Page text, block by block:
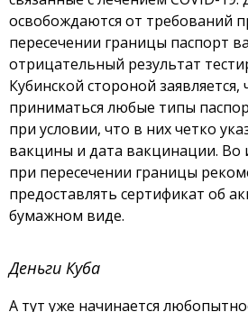
освобождаются от требований
пересечении границы паспорт
отрицательный результат
Кубинской стороной заявляется,
приниматься любые типы
при условии, что в них четко
вакцины и дата вакцинации. Во
при пересечении границы
предоставлять сертификат об
бумажном виде.
Деньги Куба
А тут уже начинается